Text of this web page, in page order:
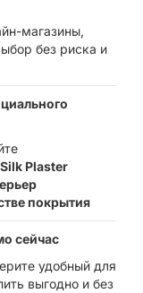
магазины,
без риска и
Plaster
покрытия
сейчас
удобный для
выгодно и без